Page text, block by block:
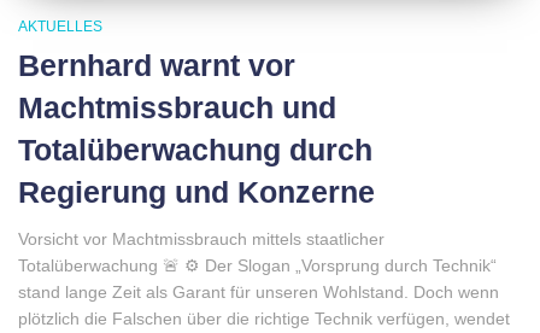
AKTUELLES
Bernhard warnt vor
Machtmissbrauch und
Totalüberwachung durch
Regierung und Konzerne
Vorsicht vor Machtmissbrauch mittels staatlicher
Totalüberwachung 🚨 ⚙️ Der Slogan „Vorsprung durch Technik“
stand lange Zeit als Garant für unseren Wohlstand. Doch wenn
plötzlich die Falschen über die richtige Technik verfügen, wendet